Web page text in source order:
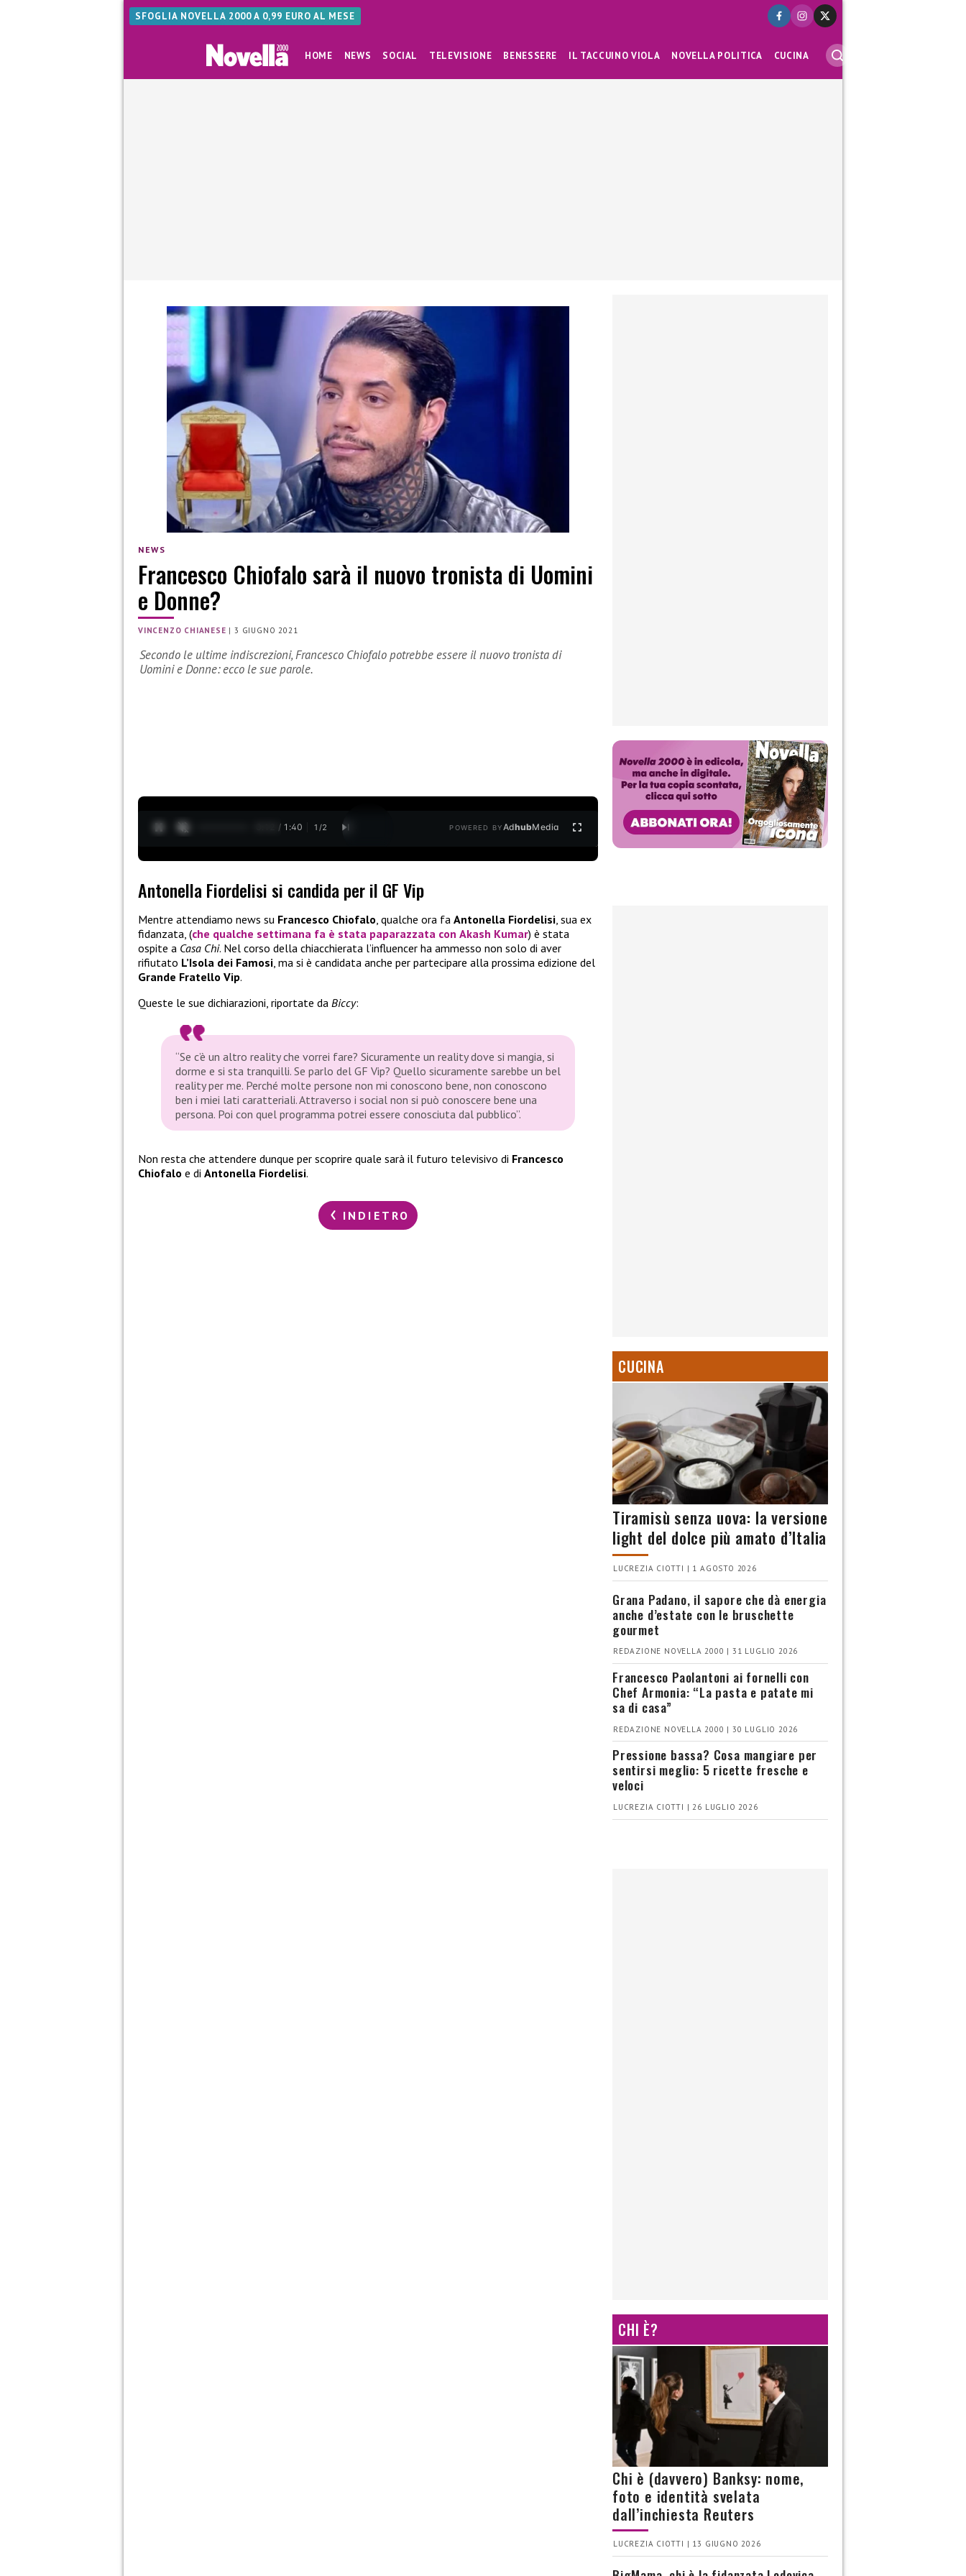
SFOGLIA NOVELLA 2000 A 0,99 EURO AL MESE
HOME NEWS SOCIAL TELEVISIONE BENESSERE IL TACCUINO VIOLA NOVELLA POLITICA CUCINA
NEWS
Francesco Chiofalo sarà il nuovo tronista di Uomini
e Donne?
VINCENZO CHIANESE |3 GIUGNO 2021
Secondo le ultime indiscrezioni, Francesco Chiofalo potrebbe essere il nuovo tronista di
Uomini e Donne: ecco le sue parole.
0:13 / 1:40 1 /2 POWERED BYAdhubMedia
Antonella Fiordelisi si candida per il GF Vip
Mentre attendiamo news su Francesco Chiofalo, qualche ora fa Antonella Fiordelisi, sua ex
fidanzata, (che qualche settimana fa è stata paparazzata con Akash Kumar) è stata
ospite a Casa Chi. Nel corso della chiacchierata l’influencer ha ammesso non solo di aver
rifiutato L’Isola dei Famosi, ma si è candidata anche per partecipare alla prossima edizione del
Grande Fratello Vip.
Queste le sue dichiarazioni, riportate da Biccy:
“Se c’è un altro reality che vorrei fare? Sicuramente un reality dove si mangia, si
dorme e si sta tranquilli. Se parlo del GF Vip? Quello sicuramente sarebbe un bel
reality per me. Perché molte persone non mi conoscono bene, non conoscono
ben i miei lati caratteriali. Attraverso i social non si può conoscere bene una
persona. Poi con quel programma potrei essere conosciuta dal pubblico”.
Non resta che attendere dunque per scoprire quale sarà il futuro televisivo di Francesco
Chiofalo e di Antonella Fiordelisi.
INDIETRO
CUCINA
Tiramisù senza uova: la versione
light del dolce più amato d’Italia
LUCREZIA CIOTTI | 1 AGOSTO 2026
Grana Padano, il sapore che dà energia
anche d’estate con le bruschette
gourmet
REDAZIONE NOVELLA 2000 | 31 LUGLIO 2026
Francesco Paolantoni ai fornelli con
Chef Armonia: “La pasta e patate mi
sa di casa”
REDAZIONE NOVELLA 2000 | 30 LUGLIO 2026
Pressione bassa? Cosa mangiare per
sentirsi meglio: 5 ricette fresche e
veloci
LUCREZIA CIOTTI | 26 LUGLIO 2026
CHI È?
Chi è (davvero) Banksy: nome,
foto e identità svelata
dall’inchiesta Reuters
LUCREZIA CIOTTI | 13 GIUGNO 2026